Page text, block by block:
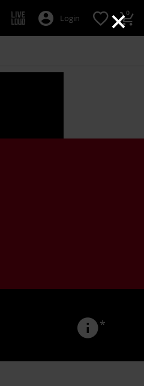
×
Login 0
*